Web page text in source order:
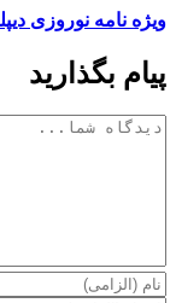
ویژه نامه نوروزی
پیام بگذارید
دیدگاه